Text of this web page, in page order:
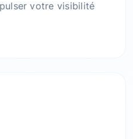
votre visibilité